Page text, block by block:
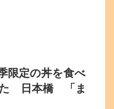
限定の丼を食べ
日本橋 「ま